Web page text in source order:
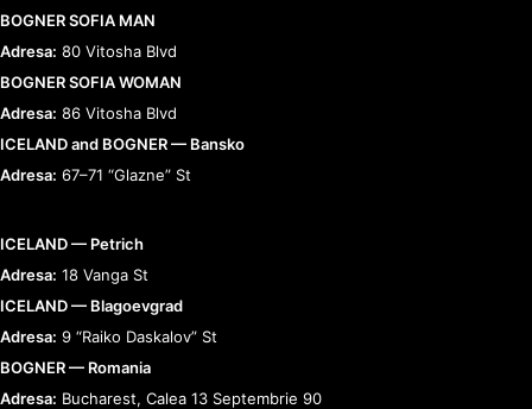
BOGNER SOFIA MAN
Adresa: 80 Vitosha Blvd
BOGNER SOFIA WOMAN
Adresa: 86 Vitosha Blvd
ICELAND and BOGNER — Bansko
Adresa: 67–71 “Glazne” St
ICELAND — Petrich
Adresa: 18 Vanga St
ICELAND — Blagoevgrad
Adresa: 9 “Raiko Daskalov” St
BOGNER — Romania
Adresa: Bucharest, Calea 13 Septembrie 90